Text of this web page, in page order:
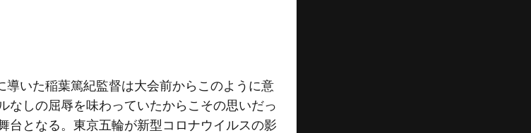
いた稲葉篤紀監督は大会前からこのように意
なしの屈辱を味わっていたからこその思いだっ
台となる。東京五輪が新型コロナウイルスの影